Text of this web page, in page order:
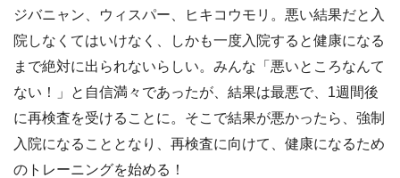
ジバニャン、ウィスパー、ヒキコウモリ。悪い結果だと入
院しなくてはいけなく、しかも一度入院すると健康になる
まで絶対に出られないらしい。みんな「悪いところなんて
ない！」と自信満々であったが、結果は最悪で、1週間後
に再検査を受けることに。そこで結果が悪かったら、強制
入院になることとなり、再検査に向けて、健康になるため
のトレーニングを始める！